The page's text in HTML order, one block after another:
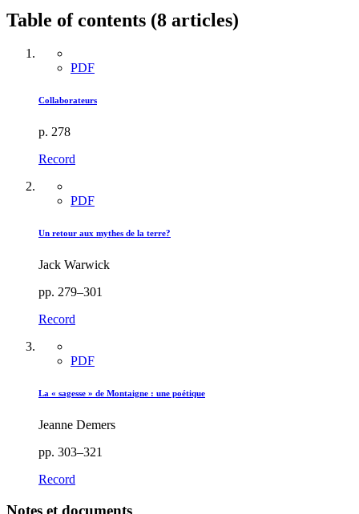
Table of contents (8 articles)
PDF
Collaborateurs
p. 278
Record
PDF
Un retour aux mythes de la terre?
Jack Warwick
pp. 279–301
Record
PDF
La « sagesse » de Montaigne : une poétique
Jeanne Demers
pp. 303–321
Record
Notes et documents